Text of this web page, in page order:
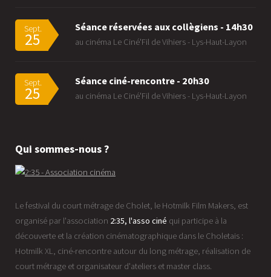
Sept.
25
Séance réservées aux collègiens - 14h30
au cinéma Le Ciné'Fil de Vihiers - Lys-Haut-Layon
Sept.
25
Séance ciné-rencontre - 20h30
au cinéma Le Ciné'Fil de Vihiers - Lys-Haut-Layon
Qui sommes-nous ?
Le festival du court métrage de Cholet, le Hotmilk Film Makers, est
organisé par l'association 2:35, l'asso ciné qui participe à la
découverte et la création cinématographique dans le Choletais :
Hotmilk XL, ciné-rencontre autour du long métrage, réalisation de
court métrage et organisateur d'ateliers et master class.